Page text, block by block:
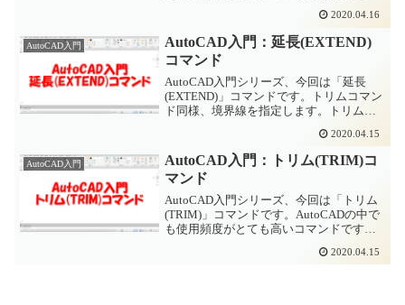
るコマンドです。Jw_cadでは、角を丸め
るのは「面取り(丸面取り)」、角を作るの
は...
2020.04.16
AutoCAD入門
AutoCAD入門：延長(EXTEND)
コマンド
AutoCAD入門シリーズ、今回は「延長
(EXTEND)」コマンドです。トリムコマン
ド同様、境界線を指定します。トリムで
はその名の通り、境界線まで伸ばすこと
ができます。延長コマンドではオブジェ
クトと境界線...
2020.04.15
AutoCAD入門
AutoCAD入門：トリム(TRIM)コ
マンド
AutoCAD入門シリーズ、今回は「トリム
(TRIM)」コマンドです。AutoCADの中で
も使用頻度がとても高いコマンドです。
どの境界線が重なったところで切り取る
2020.04.15